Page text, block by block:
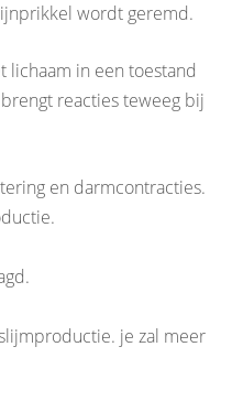
wordt geremd.
lichaam in een toestand
reacties teweeg bij
en darmcontracties.
je zal meer